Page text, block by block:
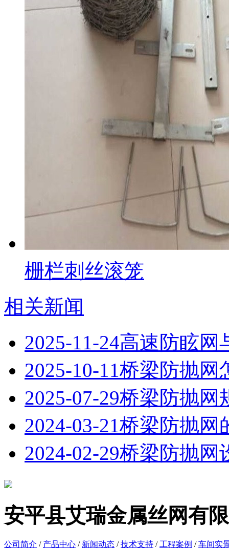
栅栏刺丝滚笼
相关新闻
2025-11-24高速防眩网
2025-10-11桥梁防抛网
2025-07-29桥梁防抛网
2024-03-21桥梁防抛网
2024-02-29桥梁防抛网
安平县艾瑞金属丝网有
公司简介 / 产品中心 / 新闻动态 /技术支持 / 工程案例 /车间实